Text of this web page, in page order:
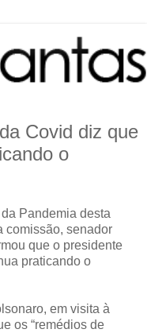
Covid diz que
o
Pandemia desta
comissão, senador
que o presidente
praticando o
em visita à
os “remédios de